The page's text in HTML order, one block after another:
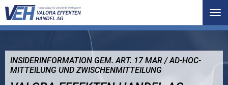
INSIDERINFORMATION GEM. ART. 17 MAR / AD-HOC-
MITTEILUNG UND ZWISCHENMITTEILUNG